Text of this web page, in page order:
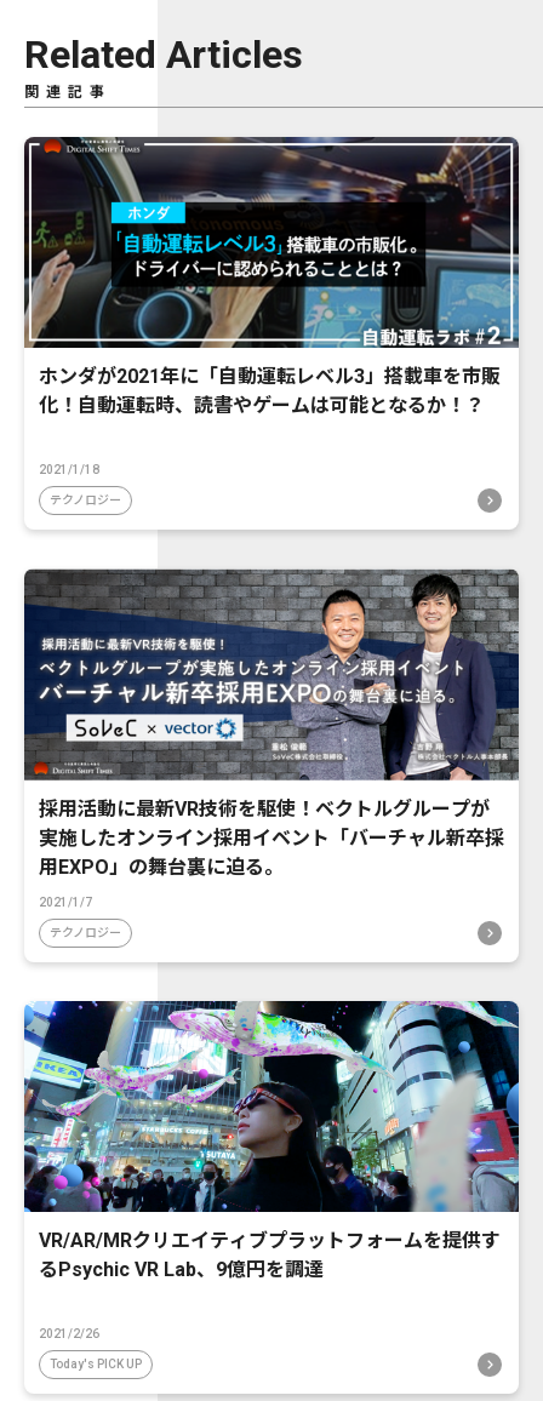
Related Articles
関連記事
ホンダが2021年に「自動運転レベル3」搭載車を市販
化！自動運転時、読書やゲームは可能となるか！？
2021/1/18
テクノロジー
採用活動に最新VR技術を駆使！ベクトルグループが
実施したオンライン採用イベント「バーチャル新卒採
用EXPO」の舞台裏に迫る。
2021/1/7
テクノロジー
VR/AR/MRクリエイティブプラットフォームを提供す
るPsychic VR Lab、9億円を調達
2021/2/26
Today's PICK UP